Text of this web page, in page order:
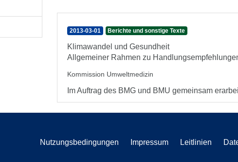
2013-03-01 Berichte und sonstige Texte
Klimawandel und Gesundheit
Allgemeiner Rahmen zu
Kommission Umweltmedizin
Im Auftrag des BMG und BMU gemeinsam
Nutzungsbedingungen Impressum Leitlinien